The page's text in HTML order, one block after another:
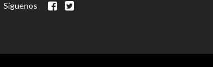
Síguenos